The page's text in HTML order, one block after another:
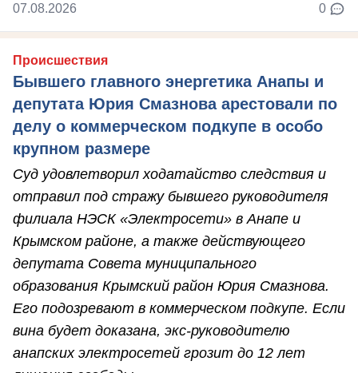
07.08.2026 0
Происшествия
Бывшего главного энергетика Анапы и
депутата Юрия Смазнова арестовали по
делу о коммерческом подкупе в особо
крупном размере
Суд удовлетворил ходатайство следствия и
отправил под стражу бывшего руководителя
филиала НЭСК «Электросети» в Анапе и
Крымском районе, а также действующего
депутата Совета муниципального
образования Крымский район Юрия Смазнова.
Его подозревают в коммерческом подкупе. Если
вина будет доказана, экс-руководителю
анапских электросетей грозит до 12 лет